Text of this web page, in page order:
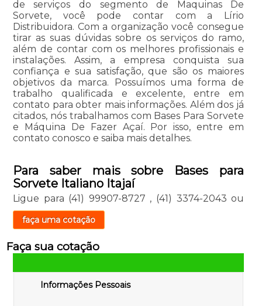
de serviços do segmento de Maquinas De
Sorvete, você pode contar com a Lírio
Distribuidora. Com a organização você consegue
tirar as suas dúvidas sobre os serviços do ramo,
além de contar com os melhores profissionais e
instalações. Assim, a empresa conquista sua
confiança e sua satisfação, que são os maiores
objetivos da marca. Possuímos uma forma de
trabalho qualificada e excelente, entre em
contato para obter mais informações. Além dos já
citados, nós trabalhamos com Bases Para Sorvete
e Máquina De Fazer Açaí. Por isso, entre em
contato conosco e saiba mais detalhes.
Para saber mais sobre Bases para
Sorvete Italiano Itajaí
Ligue para (41) 99907-8727 , (41) 3374-2043 ou
faça uma cotação
Faça sua cotação
Informações Pessoais